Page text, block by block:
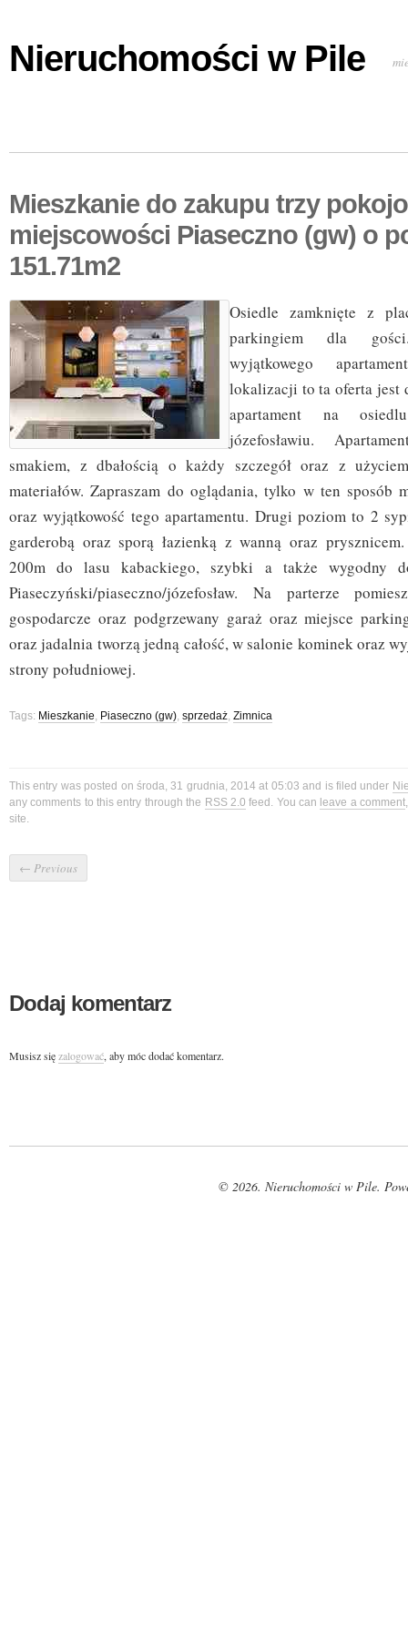
Nieruchomości w Pile
Mieszkanie do zakupu trzy
miejscowości Piaseczno (gw) o
151.71m2
Osiedle zamknięte z
parkingiem dla
wyjątkowego
lokalizacji to ta oferta jest
apartament na
józefosławiu.
smakiem, z dbałością o każdy szczegół oraz z
materiałów. Zapraszam do oglądania, tylko w ten sposób
oraz wyjątkowość tego apartamentu. Drugi poziom to 2
garderobą oraz sporą łazienką z wanną oraz
200m do lasu kabackiego, szybki a także wygodny
Piaseczyński/piaseczno/józefosław. Na parterze
gospodarcze oraz podgrzewany garaż oraz miejsce
oraz jadalnia tworzą jedną całość, w salonie kominek oraz
strony południowej.
Tags: Mieszkanie, Piaseczno (gw), sprzedaż, Zimnica
This entry was posted on środa, 31 grudnia, 2014 at 05:03 and is filed under
any comments to this entry through the RSS 2.0 feed. You can leave a comment
site.
← Previous
Dodaj komentarz
Musisz sięzalogować, aby móc dodać komentarz.
© 2026. Nieruchomości w Pile.